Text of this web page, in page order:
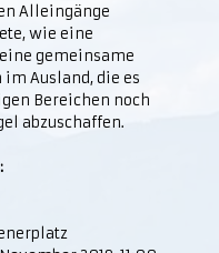
Alleingänge
wie eine
gemeinsame
Ausland, die es
Bereichen noch
abzuschaffen.